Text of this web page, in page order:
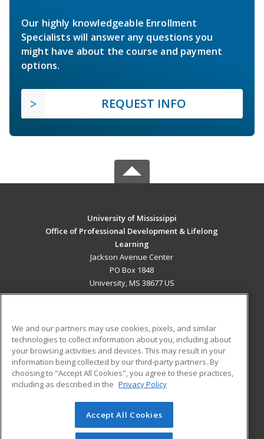
Our highly knowledgeable Enrollment
Specialists will answer any questions you
might have about the course and payment
options.
REQUEST INFO
University of Mississippi
Office of Professional Development & Lifelong
Learning
Jackson Avenue Center
PO Box 1848
University, MS 38677 US
ADDITIONAL RESOURCES
Military
Financial Assistance
Help
Student Blog
© 2026 ed2go, a division of Cengage Learning. All rights
reserved. The material on this site cannot be reproduced or
We and our partners may use cookies, pixels, and similar
technologies to collect information about you, including about
your browsing activities and devices. This may result in your
information being collected by our third-party partners. By
choosing to "Accept All Cookies", you agree to these practices,
including as described in the Privacy Policy
Accept All Cookies